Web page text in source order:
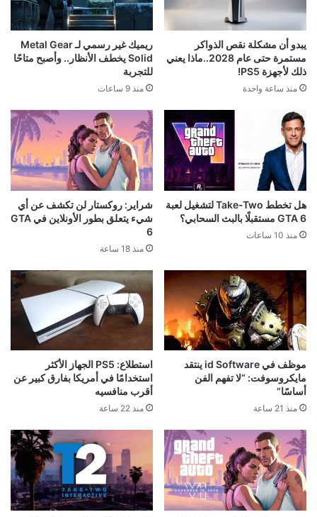
يبدو أن مشكلة نقص الذواكر
مستمرة حتى عام 2028..ماذا يعني
ذلك لأجهزة PS5!
منذ ساعة واحدة
ريميك غير رسمي لـ Metal Gear
Solid يخطف الأنظار.. وأصبح متاحًا
للتجربة
منذ 9 ساعات
هل تخطط Take-Two لتشغيل لعبة
GTA 6 مستقبلًا بالبث السحابي؟
منذ 10 ساعات
شراير: روكستار لن تكشف عن أي
شيء يتعلق بطور الأونلاين في GTA
6
منذ 18 ساعة
موظف في id Software ينتقد
مايكروسوفت: “لا تفهم الفن
أساسًا”
منذ 21 ساعة
استطلاع: PS5 الجهاز الأكثر
استخدامًا في أمريكا بفارق كبير عن
أقرب منافسيه
منذ 22 ساعة